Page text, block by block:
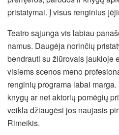
pristatymai. Į visus renginius
Teatro sąjunga vis labiau
namus. Daugėja norinčių
bendrauti su žiūrovais jaukioje
visiems scenos meno
renginių programa labai marga.
knygų ar net aktorių pomėgių
veikla džiaugėsi jos naujasis
Rimeikis.